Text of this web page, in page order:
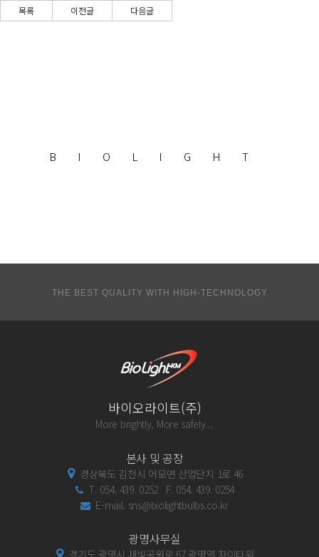
목록 이전글 다음글
BIOLIGHT
THE BEST QUALITY WITH HIGH-TECHNOLOGY
바이오라이트(주)
More brightly, More safely...
본사 및 공장
경상북도 김천시 어모면 산업단지 1로 46
T. 054. 439. 0252 F. 054. 439. 0254
E-mail. sns@biolightbulbs.co.kr
광명사무실